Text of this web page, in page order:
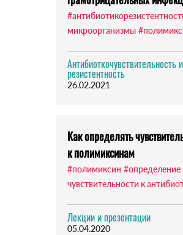
микроорганизмы
Антибиоткочувствительность и
резистентность
26.02.2021
Как определять
к полимиксинам
#полимиксин #определение
чувствительности к
Лекции и презентации
05.04.2020